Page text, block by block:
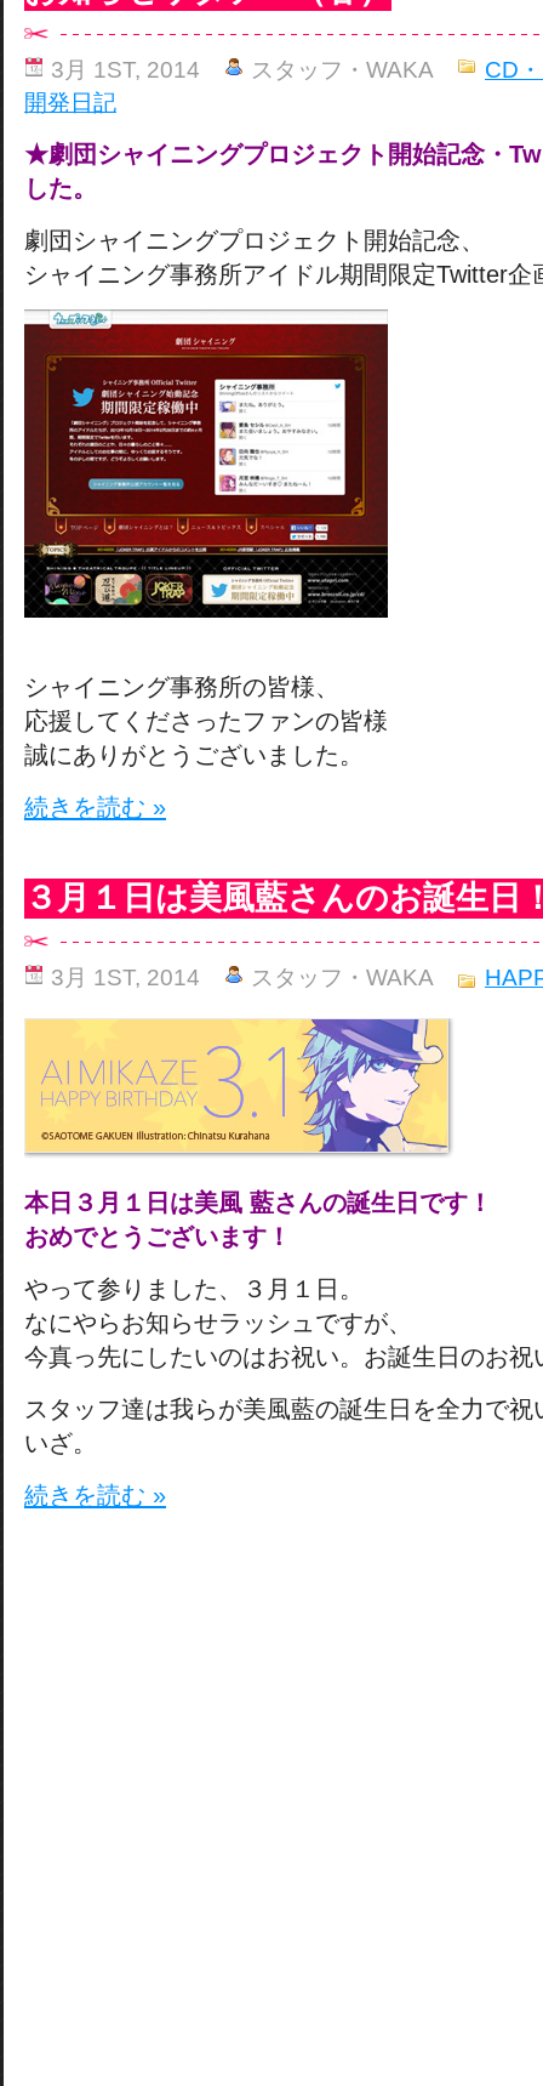
3月 1ST, 2014 スタッフ・WAKA
CD
開発日記
★劇団シャイニングプロジェクト開始記念・
した。
劇団シャイニングプロジェクト開始記念、
シャイニング事務所アイドル期間限定Twitter企
シャイニング事務所の皆様、
応援してくださったファンの皆様
誠にありがとうございました。
続きを読む »
３月１日は美風藍さんのお誕生日
3月 1ST, 2014 スタッフ・WAKA
本日３月１日は美風 藍さんの誕生日です！
おめでとうございます！
やって参りました、３月１日。
なにやらお知らせラッシュですが、
今真っ先にしたいのはお祝い。お誕生日のお祝
スタッフ達は我らが美風藍の誕生日を全力で
いざ。
続きを読む »